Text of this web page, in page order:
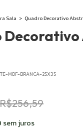
Sala > Quadro Decorativo
MDF-BRANCA-25X35
R$256,59
sem juros